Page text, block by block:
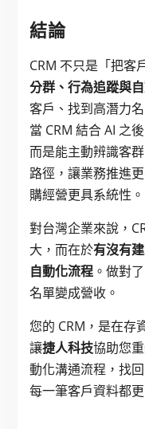
結論
CRM 不只是「把客
分群、行為追蹤與
客戶、找到高潛力
當 CRM 結合 AI 之
而是能主動辨識客
路徑，讓業務推進
購經營更具系統性。
對台灣企業來說，
大，而在於有沒有
自動化流程。做對
名單變成營收。
您的 CRM，是在存
讓捷人科技協助您
動化溝通流程，找
每一筆客戶資料都